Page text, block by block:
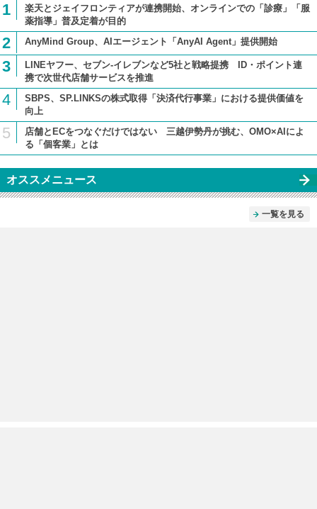
1
楽天とジェイフロンティアが連携開始、オンラインでの「診療」「服
薬指導」普及定着が目的
2 AnyMind Group、AIエージェント「AnyAI Agent」提供開始
3
LINEヤフー、セブン-イレブンなど5社と戦略提携 ID・ポイント連
携で次世代店舗サービスを推進
4
SBPS、SP.LINKSの株式取得「決済代行事業」における提供価値を
向上
5
店舗とECをつなぐだけではない 三越伊勢丹が挑む、OMO×AIによ
る「個客業」とは
オススメニュース
一覧を見る